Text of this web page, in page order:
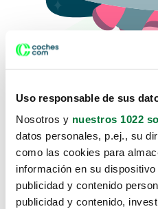
Uso responsable de sus
Nosotros y nuestros 1022
datos personales, p.ej., su
como las cookies para
información en su
publicidad y contenido
publicidad y contenido,
Lo sentimos, no
te hemos traido